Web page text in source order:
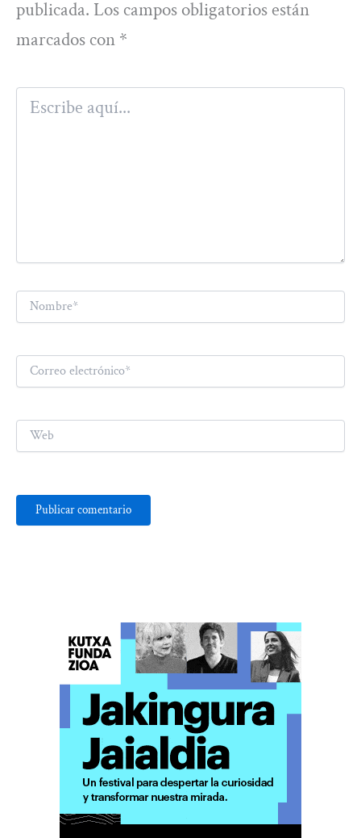
publicada. Los campos obligatorios están
marcados con *
Escribe
aquí...
Nombre*
Correo
electrónico*
Web